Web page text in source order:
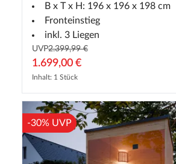
B x T x H: 196 x 196 x 198 cm
Fronteinstieg
inkl. 3 Liegen
UVP2.399,99 €
1.699,00 €
Inhalt: 1 Stück
-30% UVP